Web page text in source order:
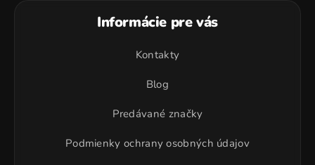
Informácie pre vás
Kontakty
Blog
Predávané značky
Podmienky ochrany osobných údajov